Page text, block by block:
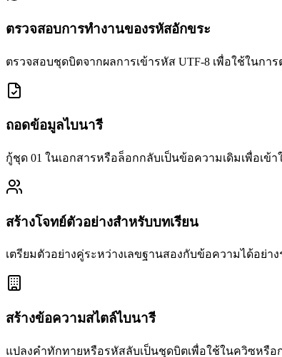
ตรวจสอบการทำงานของรหัสอักขระ
ตรวจสอบชุดบิตจากผลการเข้ารหัส UTF-8 เพื่อใช้ในก
ถอดข้อมูลไบนารี
กู้ชุด 01 ในเอกสารหรือล็อกกลับเป็นข้อความเดิมเพื่อเข้า
สร้างโจทย์ตัวอย่างสำหรับบทเรียน
เตรียมตัวอย่างคู่ระหว่างเลขฐานสองกับข้อความได้อย่า
สร้างข้อความสไตล์ไบนารี
แปลงคำทักทายหรือรหัสลับเป็นชุดบิตเพื่อใช้ในควิซหรือ